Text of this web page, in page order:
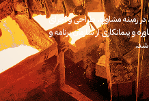
زمینه مشاوره، طراحی و اجرای
و پیمانکاری از سازمان برنامه و